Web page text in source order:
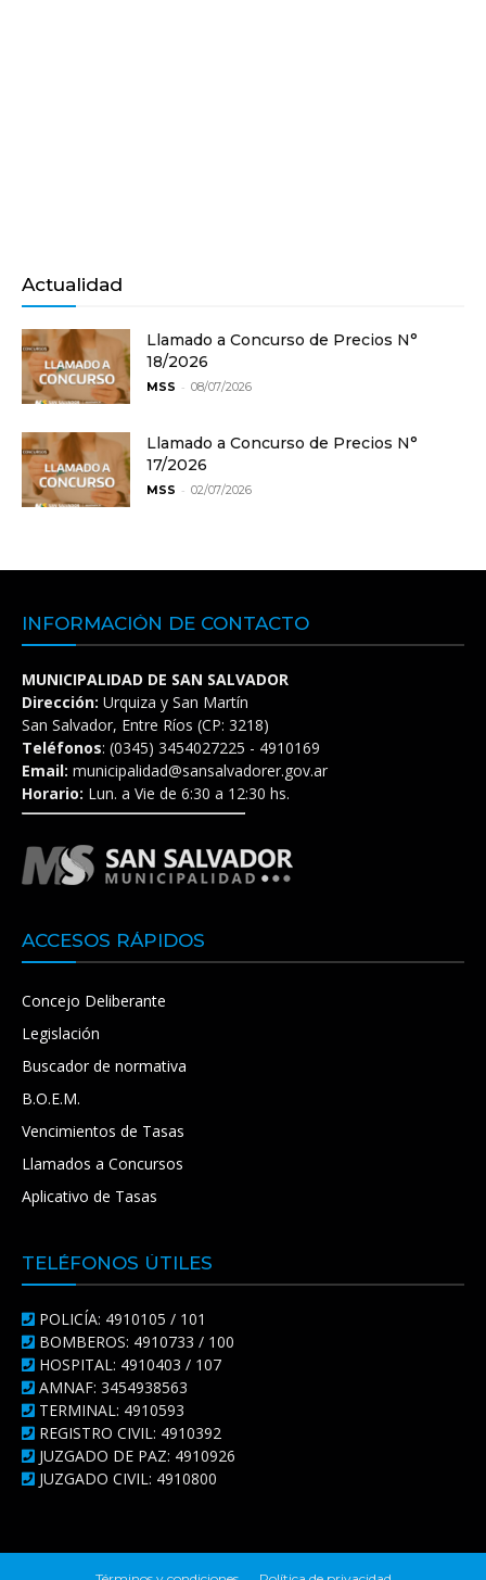
Actualidad
Llamado a Concurso de Precios N°
18/2026
MSS - 08/07/2026
Llamado a Concurso de Precios N°
17/2026
MSS - 02/07/2026
INFORMACIÓN DE CONTACTO
MUNICIPALIDAD DE SAN SALVADOR
Dirección: Urquiza y San Martín
San Salvador, Entre Ríos (CP: 3218)
Teléfonos: (0345) 3454027225 - 4910169
Email: municipalidad@sansalvadorer.gov.ar
Horario: Lun. a Vie de 6:30 a 12:30 hs.
ACCESOS RÁPIDOS
Concejo Deliberante
Legislación
Buscador de normativa
B.O.E.M.
Vencimientos de Tasas
Llamados a Concursos
Aplicativo de Tasas
TELÉFONOS ÚTILES
POLICÍA: 4910105 / 101
BOMBEROS: 4910733 / 100
HOSPITAL: 4910403 / 107
AMNAF: 3454938563
TERMINAL: 4910593
REGISTRO CIVIL: 4910392
JUZGADO DE PAZ: 4910926
JUZGADO CIVIL: 4910800